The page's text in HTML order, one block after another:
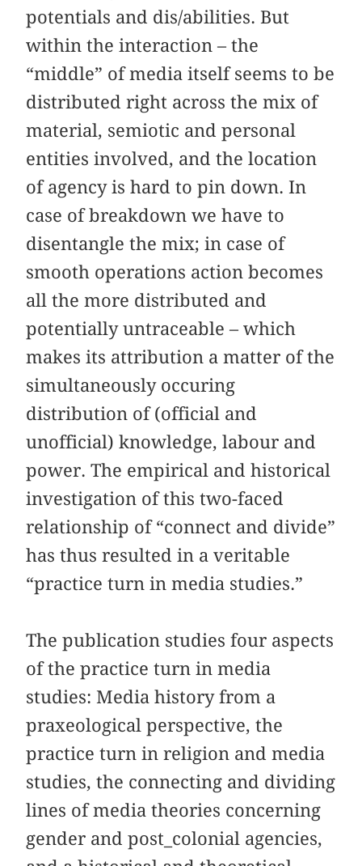
potentials and dis/abilities. But
within the interaction – the
“middle” of media itself seems to be
distributed right across the mix of
material, semiotic and personal
entities involved, and the location
of agency is hard to pin down. In
case of breakdown we have to
disentangle the mix; in case of
smooth operations action becomes
all the more distributed and
potentially untraceable – which
makes its attribution a matter of the
simultaneously occuring
distribution of (official and
unofficial) knowledge, labour and
power. The empirical and historical
investigation of this two-faced
relationship of “connect and divide”
has thus resulted in a veritable
“practice turn in media studies.”
The publication studies four aspects
of the practice turn in media
studies: Media history from a
praxeological perspective, the
practice turn in religion and media
studies, the connecting and dividing
lines of media theories concerning
gender and post_colonial agencies,